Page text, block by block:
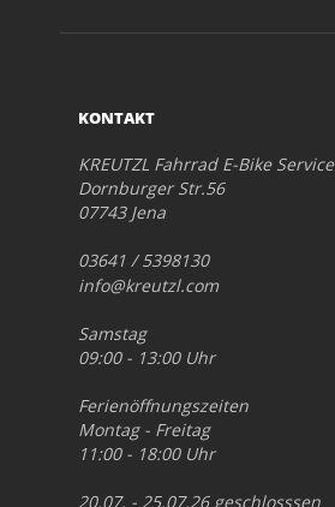
KONTAKT
KREUTZL Fahrrad E-Bike Service
Dornburger Str.56
07743 Jena
03641 / 5398130
info@kreutzl.com
Samstag
09:00 - 13:00 Uhr
Ferienöffnungszeiten
Montag - Freitag
11:00 - 18:00 Uhr
20.07. - 25.07.26 geschlosssen